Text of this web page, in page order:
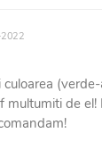
culoarea
multumiti de